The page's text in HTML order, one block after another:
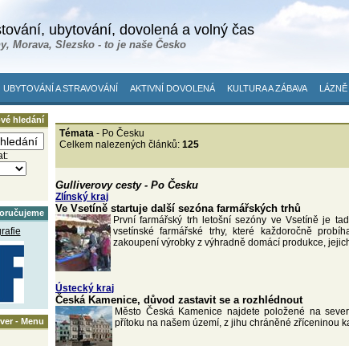
ubytování, dovolená a volný čas
Morava, Slezsko - to je naše Česko
UBYTOVÁNÍ A STRAVOVÁNÍ AKTIVNÍ DOVOLENÁ KULTURA A ZÁBAVA LÁZNĚ
hledání
- Menu
Témata - Po Česku
Celkem nalezených článků: 125
Gulliverovy cesty - Po Česku
Zlínský kraj
Ve Vsetíně startuje další sezóna farmářských trhů
První farmářský trh letošní sezóny ve Vsetíně je
vsetínské farmářské trhy, které každoročně
zakoupení výrobky z výhradně domácí produkce,
Ústecký kraj
Česká Kamenice, důvod zastavit se a rozhlédnout
Město Česká Kamenice najdete položené na
přítoku na našem území, z jihu chráněné zříceninou